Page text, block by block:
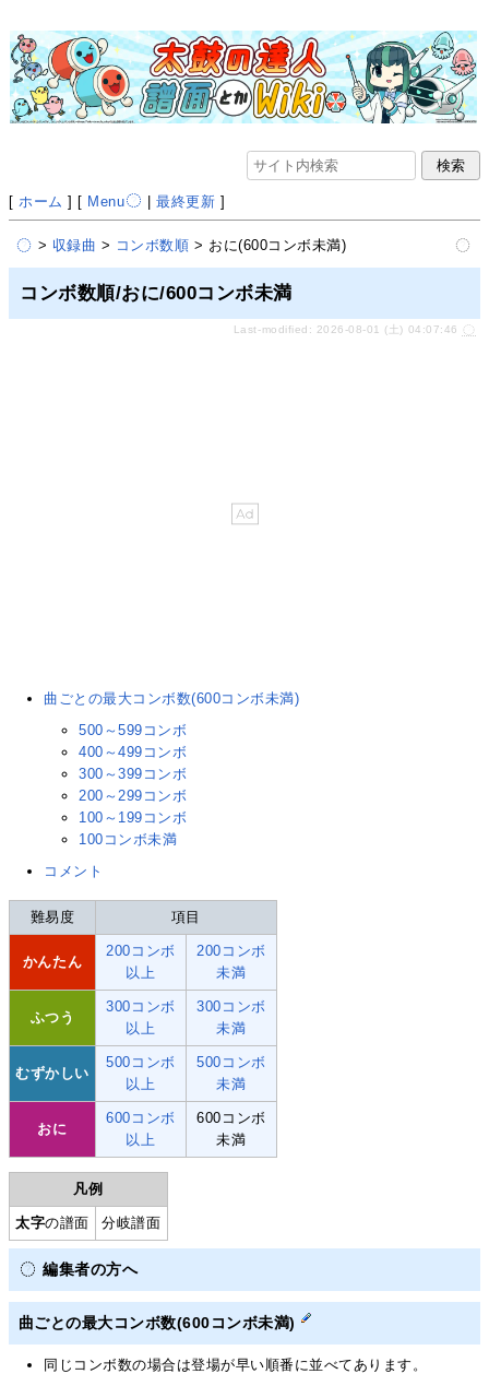
[ ホーム ] [ Menu |最終更新 ]
> 収録曲 > コンボ数順 > おに(600コンボ未満)
コンボ数順/おに/600コンボ未満
Last-modified: 2026-08-01 (土) 04:07:46
曲ごとの最大コンボ数(600コンボ未満)
500～599コンボ
400～499コンボ
300～399コンボ
200～299コンボ
100～199コンボ
100コンボ未満
コメント
難易度 項目
かんたん
200コンボ
以上
200コンボ
未満
ふつう
300コンボ
以上
300コンボ
未満
むずかしい
500コンボ
以上
500コンボ
未満
おに
600コンボ
以上
600コンボ
未満
凡例
太字の譜面 分岐譜面
編集者の方へ
曲ごとの最大コンボ数(600コンボ未満)
同じコンボ数の場合は登場が早い順番に並べてあります。